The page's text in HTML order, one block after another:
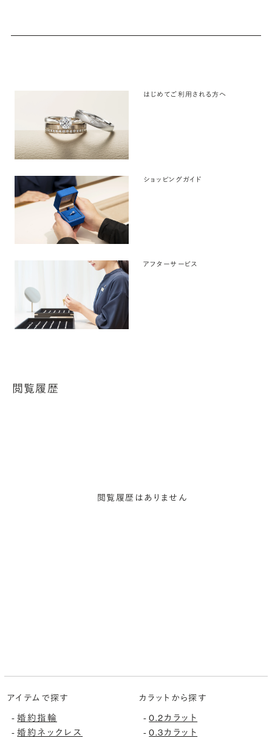
はじめてご利用される方へ
ショッピングガイド
アフターサービス
閲覧履歴
閲覧履歴はありません
アイテムで探す
-婚約指輪
-婚約ネックレス
カラットから探す
-0.2カラット
-0.3カラット